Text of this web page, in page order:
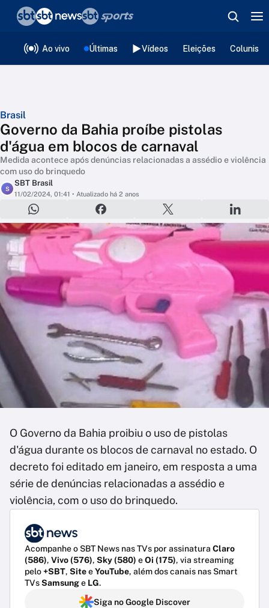
Ao vivo Últimas Vídeos Eleições
Brasil
Governo da Bahia proíbe pistolas
d'água em blocos de carnaval
Medida acontece após denúncias relacionadas a assédio e violência
com uso do brinquedo
S
SBT Brasil
11/02/2024, 01:41 • Atualizado há 2 anos
O Governo da Bahia proibiu o uso de pistolas
d'água durante os blocos de carnaval no estado. O
decreto foi editado em janeiro, em resposta a uma
série de denúncias relacionadas a assédio e
violência, com o uso do brinquedo.
Acompanhe o SBT News nas TVs por assinatura Claro
(586), Vivo (576), Sky (580) eOi (175), via streaming
pelo+SBT, SiteeYouTube, além dos canais nas Smart
TVsSamsunge LG.
Siga no Google Discover
❮voltar
Editorias